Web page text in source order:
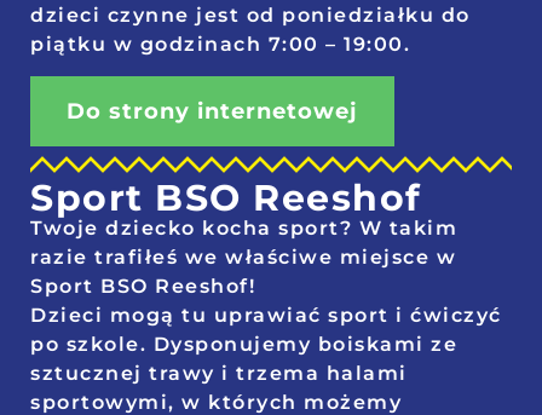
dzieci czynne jest od poniedziałku do
piątku w godzinach 7:00 – 19:00.
Do strony internetowej
Sport BSO Reeshof
Twoje dziecko kocha sport? W takim
razie trafiłeś we właściwe miejsce w
Sport BSO Reeshof!
Dzieci mogą tu uprawiać sport i ćwiczyć
po szkole. Dysponujemy boiskami ze
sztucznej trawy i trzema halami
sportowymi, w których możemy